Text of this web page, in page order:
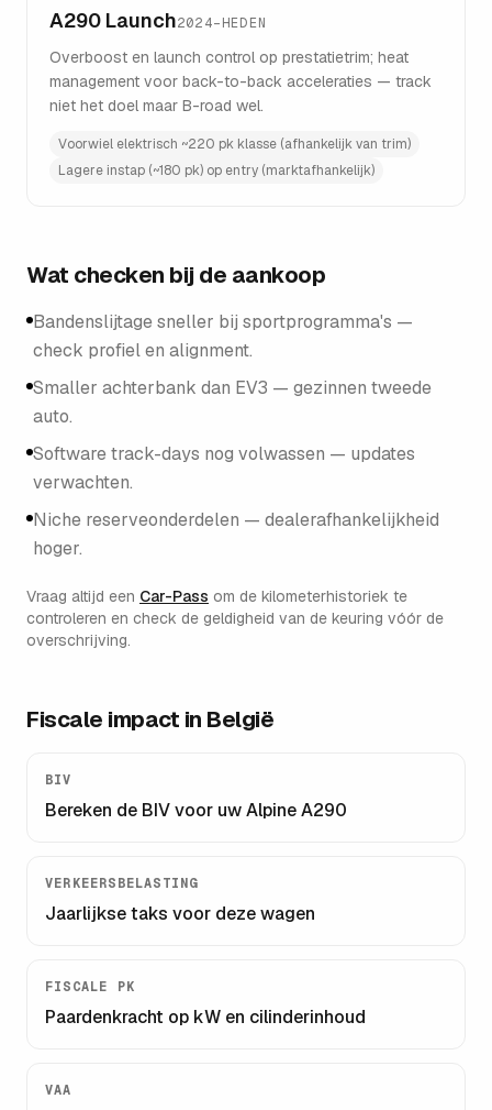
A290 Launch2024–HEDEN
Overboost en launch control op prestatietrim; heat
management voor back-to-back acceleraties — track
niet het doel maar B-road wel.
Voorwiel elektrisch ~220 pk klasse (afhankelijk van trim)
Lagere instap (~180 pk) op entry (marktafhankelijk)
Wat checken bij de aankoop
Bandenslijtage sneller bij sportprogramma's —
check profiel en alignment.
Smaller achterbank dan EV3 — gezinnen tweede
auto.
Software track-days nog volwassen — updates
verwachten.
Niche reserveonderdelen — dealerafhankelijkheid
hoger.
Vraag altijd een Car-Pass om de kilometerhistoriek te
controleren en check de geldigheid van de keuring vóór de
overschrijving.
Fiscale impact in België
BIV
Bereken de BIV voor uwAlpine A290
VERKEERSBELASTING
Jaarlijkse taks voor deze wagen
FISCALE PK
Paardenkracht op kW en cilinderinhoud
VAA